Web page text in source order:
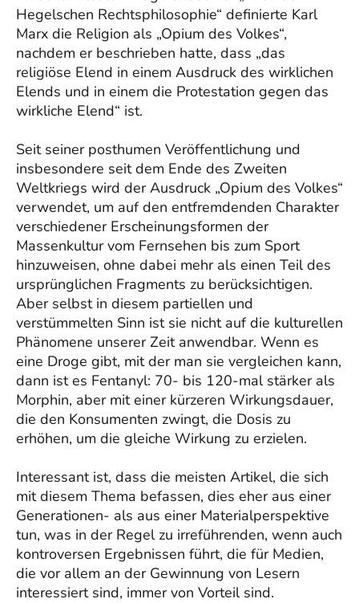
Hegelschen Rechtsphilosophie“ definierte Karl
Marx die Religion als „Opium des Volkes“,
nachdem er beschrieben hatte, dass „das
religiöse Elend in einem Ausdruck des wirklichen
Elends und in einem die Protestation gegen das
wirkliche Elend“ ist.
Seit seiner posthumen Veröffentlichung und
insbesondere seit dem Ende des Zweiten
Weltkriegs wird der Ausdruck „Opium des Volkes“
verwendet, um auf den entfremdenden Charakter
verschiedener Erscheinungsformen der
Massenkultur vom Fernsehen bis zum Sport
hinzuweisen, ohne dabei mehr als einen Teil des
ursprünglichen Fragments zu berücksichtigen.
Aber selbst in diesem partiellen und
verstümmelten Sinn ist sie nicht auf die kulturellen
Phänomene unserer Zeit anwendbar. Wenn es
eine Droge gibt, mit der man sie vergleichen kann,
dann ist es Fentanyl: 70- bis 120-mal stärker als
Morphin, aber mit einer kürzeren Wirkungsdauer,
die den Konsumenten zwingt, die Dosis zu
erhöhen, um die gleiche Wirkung zu erzielen.
Interessant ist, dass die meisten Artikel, die sich
mit diesem Thema befassen, dies eher aus einer
Generationen- als aus einer Materialperspektive
tun, was in der Regel zu irreführenden, wenn auch
kontroversen Ergebnissen führt, die für Medien,
die vor allem an der Gewinnung von Lesern
interessiert sind, immer von Vorteil sind.